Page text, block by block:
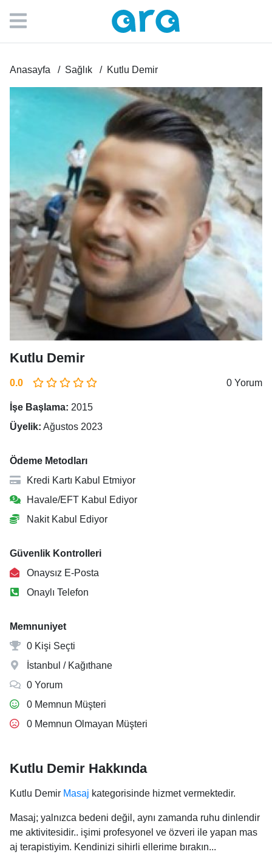
Anasayfa Sağlık Kutlu Demir
Kutlu Demir
0.0 0 Yorum
İşe Başlama: 2015
Üyelik: Ağustos 2023
Ödeme Metodları
Kredi Kartı Kabul Etmiyor
Havale/EFT Kabul Ediyor
Nakit Kabul Ediyor
Güvenlik Kontrolleri
Onaysız E-Posta
Onaylı Telefon
Memnuniyet
0 Kişi Seçti
İstanbul / Kağıthane
0 Yorum
0 Memnun Müşteri
0 Memnun Olmayan Müşteri
Kutlu Demir Hakkında
Kutlu Demir Masaj kategorisinde hizmet vermektedir.
Masaj; yalnızca bedeni değil, aynı zamanda ruhu dinlendir
me aktivitesidir.. işimi profesyonel ve özveri ile yapan mas
aj terapistiyim. Kendinizi sihirli ellerime bırakın...